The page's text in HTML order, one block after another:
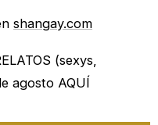
shangay.com
(sexys,
agosto AQUÍ